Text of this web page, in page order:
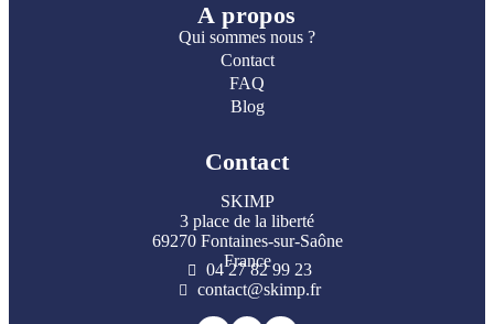
A propos
Qui sommes nous ?
Contact
FAQ
Blog
Contact
SKIMP
3 place de la liberté
69270 Fontaines-sur-Saône
France
04 27 82 99 23
contact@skimp.fr